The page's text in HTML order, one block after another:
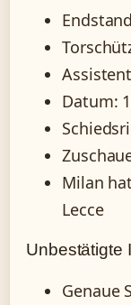
Datum:
Milan
Lecce
Unbestätigte
Genaue